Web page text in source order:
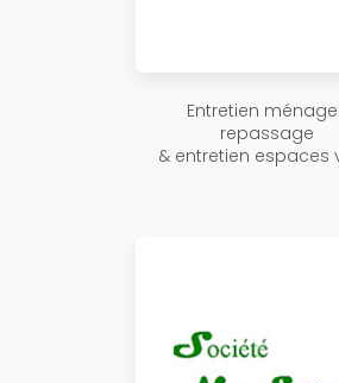
Entretien
repassage
& entretien espaces